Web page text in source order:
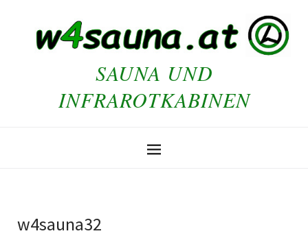
SAUNA UND
INFRAROTKABINEN
w4sauna32